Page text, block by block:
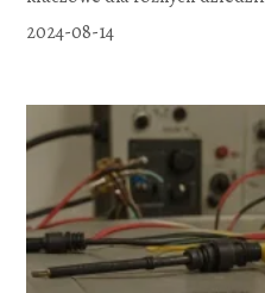
2024-08-14